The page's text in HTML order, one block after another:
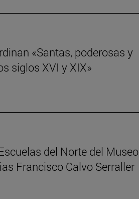
«Santas, poderosas y
siglos XVI y XIX»
del Norte del Museo
Francisco Calvo Serraller